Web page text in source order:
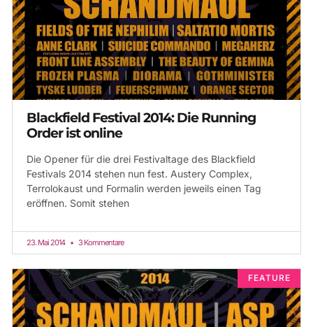
Blackfield Festival 2014: Die Running
Order ist online
Die Opener für die drei Festivaltage des Blackfield
Festivals 2014 stehen nun fest. Austery Complex,
Terrolokaust und Formalin werden jeweils einen Tag
eröffnen. Somit stehen
23. Mai 2014 3 Kommentare
FEATURE